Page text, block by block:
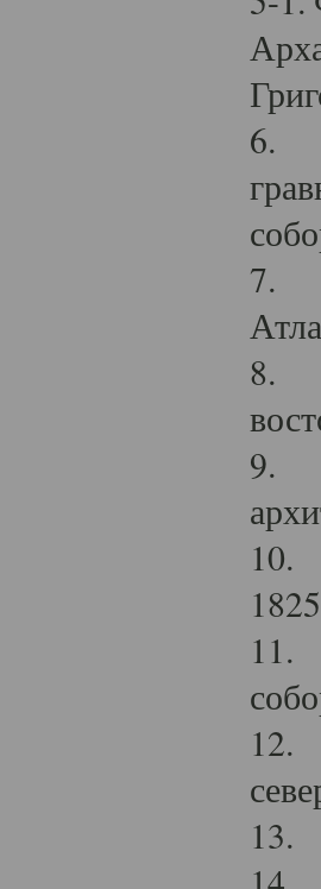
6.
7.
8.
9.
10.
11.
12.
13.